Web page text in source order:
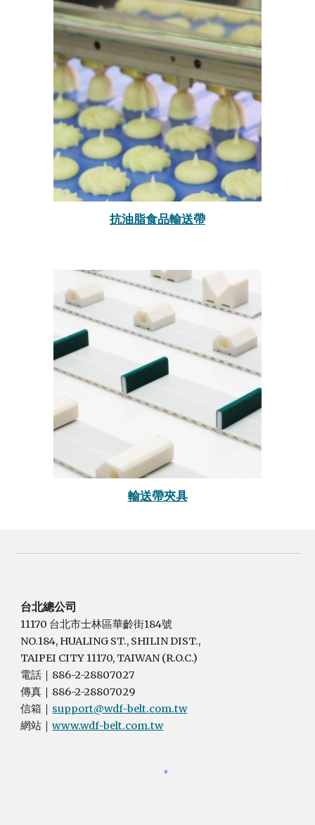
抗油脂食品輸送帶
輸送帶夾具
台北總公司
11170 台北市士林區華齡街184號
NO.184, HUALING ST., SHILIN DIST.,
TAIPEI CITY 11170, TAIWAN (R.O.C.)
電話
886-2-28807027
傳真
886-2-28807029
信箱
support@wdf-belt.com.tw
網站 ｜www.wdf-belt.com.tw